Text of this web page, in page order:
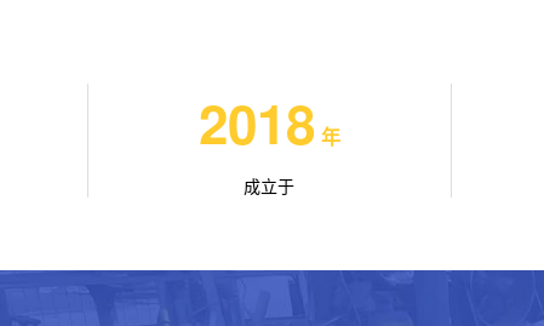
2018 年
成立于